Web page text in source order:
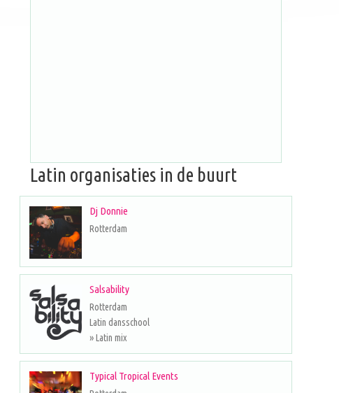
Latin organisaties in de buurt
Dj Donnie
Rotterdam
Salsability
Rotterdam
Latin dansschool
» Latin mix
Typical Tropical Events